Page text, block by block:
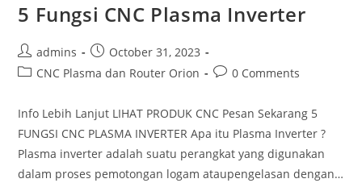
5 Fungsi CNC Plasma Inverter
Post
author:
admins
Post
published:
October 31, 2023
PostCNC Plasma dan Router Orion
Post0 Comments
Info Lebih Lanjut LIHAT PRODUK CNC Pesan Sekarang 5
FUNGSI CNC PLASMA INVERTER Apa itu Plasma Inverter ?
Plasma inverter adalah suatu perangkat yang digunakan
dalam proses pemotongan logam ataupengelasan dengan…